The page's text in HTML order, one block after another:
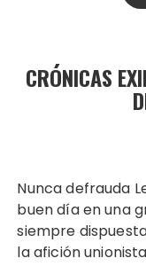
CRÓNICAS
Nunca defrauda
buen día en una
siempre
la afición